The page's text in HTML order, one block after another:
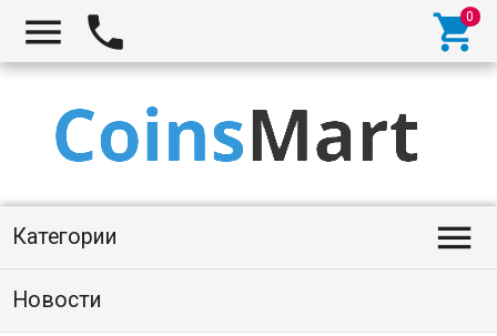
  
Категории 
Новости